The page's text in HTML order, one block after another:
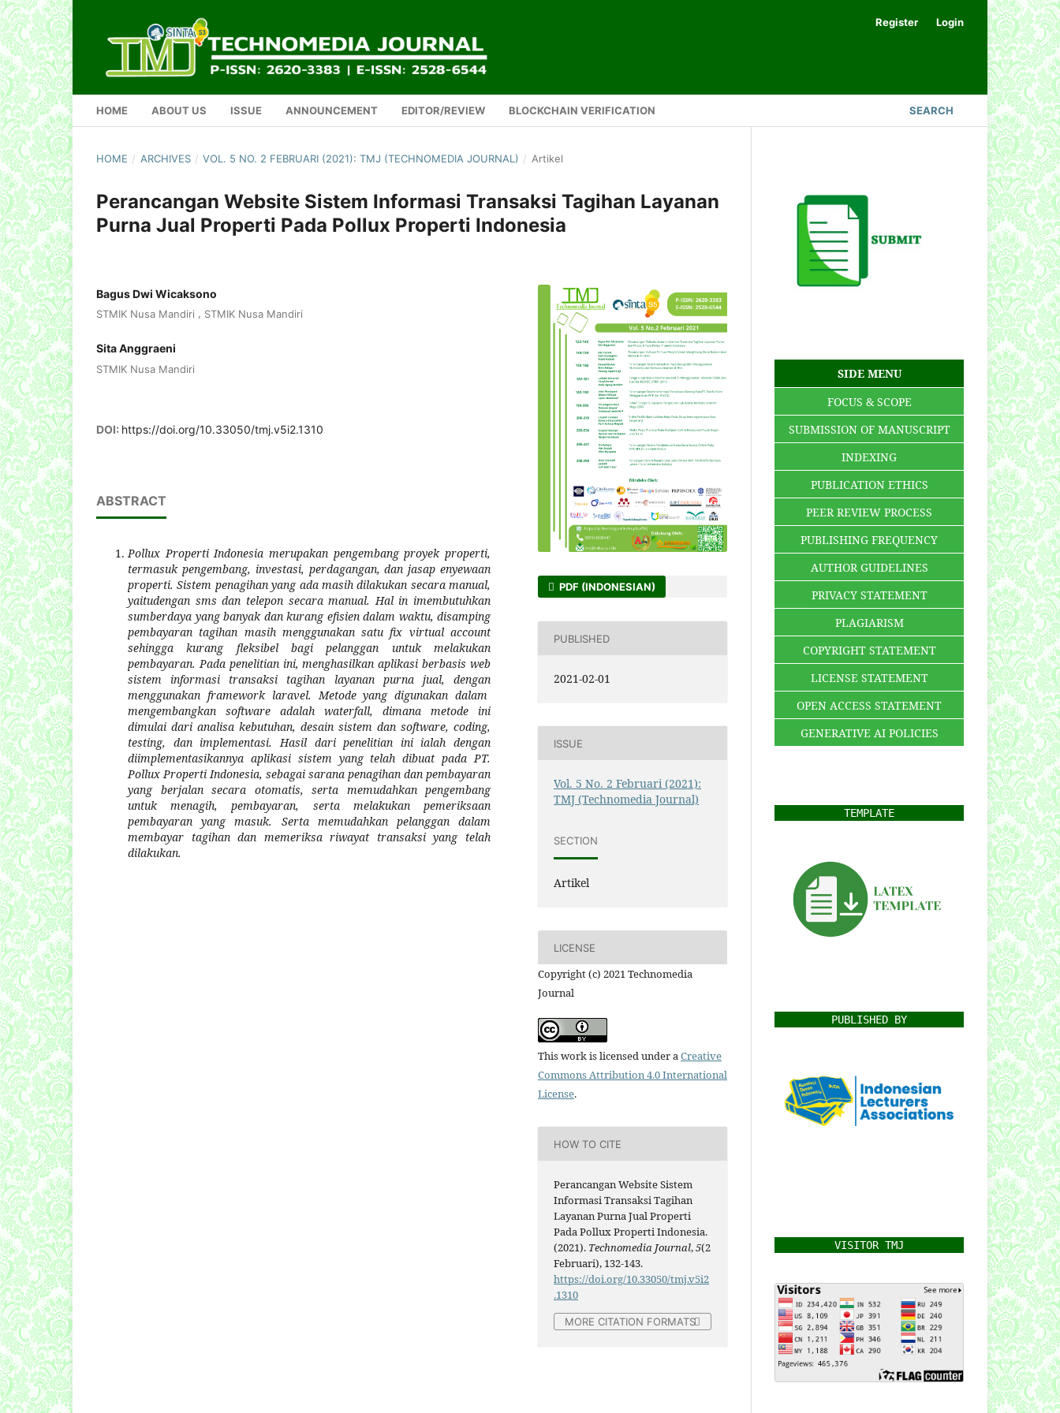
HOME ABOUT US ISSUE ANNOUNCEMENT EDITOR/REVIEW BLOCKCHAIN VERIFICATION SEARCH
Register Login
HOME / ARCHIVES / VOL. 5 NO. 2 FEBRUARI (2021): TMJ (TECHNOMEDIA JOURNAL) / Artikel
Perancangan Website Sistem Informasi Transaksi Tagihan Layanan
Purna Jual Properti Pada Pollux Properti Indonesia
Bagus Dwi Wicaksono
STMIK Nusa Mandiri STMIK Nusa Mandiri
Sita Anggraeni
STMIK Nusa Mandiri
DOI: https://doi.org/10.33050/tmj.v5i2.1310
ABSTRACT
Pollux Properti Indonesia merupakan pengembang proyek properti,
termasuk pengembang, investasi, perdagangan, dan jasap enyewaan
properti. Sistem penagihan yang ada masih dilakukan secara manual,
yaitudengan sms dan telepon secara manual. Hal in imembutuhkan
sumberdaya yang banyak dan kurang efisien dalam waktu, disamping
pembayaran tagihan masih menggunakan satu fix virtual account
sehingga kurang fleksibel bagi pelanggan untuk melakukan
pembayaran. Pada penelitian ini,menghasilkanaplikasi berbasis web
sistem informasi transaksi tagihan layanan purna jual, dengan
menggunakan framework laravel. Metode yang digunakan dalam
mengembangkan software adalah waterfall, dimana metode ini
dimulai dari analisa kebutuhan, desain sistem dan software, coding,
testing, dan implementasi. Hasil dari penelitian ini ialah dengan
diimplementasikannya aplikasi sistem yang telah dibuat pada PT.
Pollux Properti Indonesia, sebagai sarana penagihan dan pembayaran
yang berjalan secara otomatis, serta memudahkan pengembang
untuk menagih, pembayaran, serta melakukan pemeriksaan
pembayaran yang masuk. Serta memudahkan pelanggan dalam
membayar tagihan dan memeriksa riwayat transaksi yang telah
dilakukan.
PDF (INDONESIAN)
PUBLISHED
2021-02-01
ISSUE
Vol. 5 No. 2 Februari (2021):
TMJ (Technomedia Journal)
SECTION
Artikel
LICENSE
Copyright (c) 2021 Technomedia
Journal
This work is licensed under aCreative
Commons Attribution 4.0 International
License.
HOW TO CITE
Perancangan Website Sistem
Informasi Transaksi Tagihan
Layanan Purna Jual Properti
Pada Pollux Properti Indonesia.
(2021). Technomedia Journal,5(2
Februari), 132-143.
https://doi.org/10.33050/tmj.v5i2
.1310
MORE CITATION FORMATS
SIDE MENU
FOCUS & SCOPE
SUBMISSION OF MANUSCRIPT
INDEXING
PUBLICATION ETHICS
PEER REVIEW PROCESS
PUBLISHING FREQUENCY
AUTHOR GUIDELINES
PRIVACY STATEMENT
PLAGIARISM
COPYRIGHT STATEMENT
LICENSE STATEMENT
OPEN ACCESS STATEMENT
GENERATIVE AI POLICIES
TEMPLATE
PUBLISHED BY
VISITOR TMJ